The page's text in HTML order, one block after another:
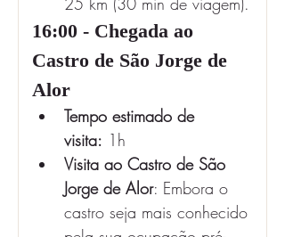
16:00 - Chegada ao
Castro de São Jorge de
Alor
Tempo estimado de
visita: 1h
Visita ao Castro de São
Jorge de Alor: Embora o
castro seja mais conhecido